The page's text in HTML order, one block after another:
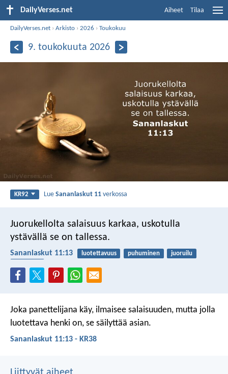
DailyVerses.net Aiheet Tilaa
DailyVerses.net ›Arkisto ›2026 ›Toukokuu
9. toukokuuta 2026
KR92 LueSananlaskut 11 verkossa
Juorukellolta salaisuus karkaa, uskotulla
ystävällä se on tallessa.
Sananlaskut 11:13 luotettavuus puhuminen
juoruilu
Joka panettelijana käy, ilmaisee salaisuuden, mutta jolla
luotettava henki on, se säilyttää asian.
Sananlaskut 11:13 - KR38